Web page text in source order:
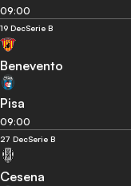
09:00
19 DecSerie B
Benevento
Pisa
09:00
27 DecSerie B
Cesena